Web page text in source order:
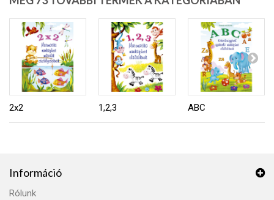
2x2 1,2,3 ABC
Információ
Rólunk